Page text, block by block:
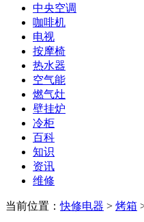
中央空调
咖啡机
电视
按摩椅
热水器
空气能
燃气灶
壁挂炉
冷柜
百科
知识
资讯
维修
当前位置：快修电器 > 烤箱